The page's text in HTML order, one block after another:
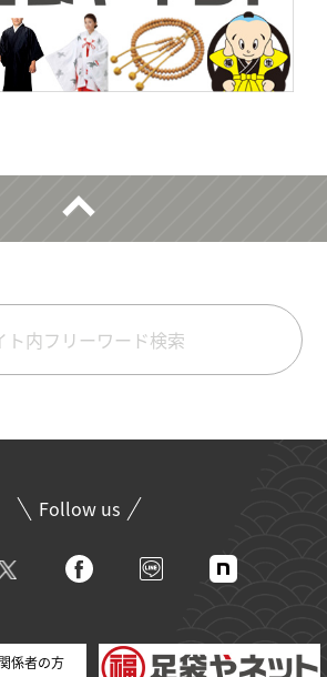
Follow us
係者の方